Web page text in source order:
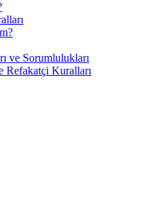
ve Sorumlulukları
Refakatçi Kuralları